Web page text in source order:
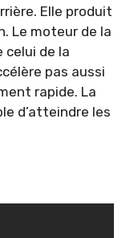
Elle produit
Le moteur de la
celui de la
pas aussi
rapide. La
d’atteindre les